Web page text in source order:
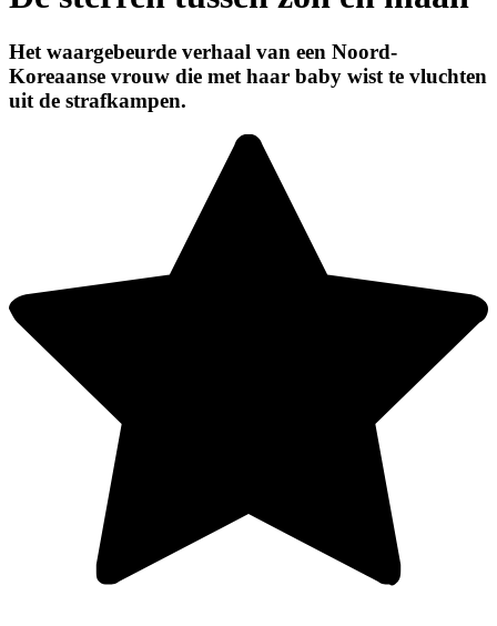
Het waargebeurde verhaal van een Noord-
Koreaanse vrouw die met haar baby wist te vluchten
uit de strafkampen.